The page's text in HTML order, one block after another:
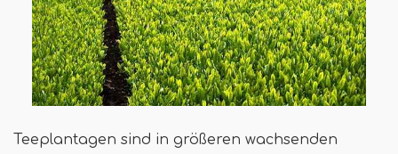
Teeplantagen sind in größeren wachsenden